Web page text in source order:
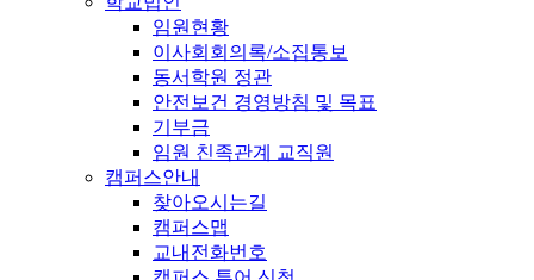
임원현황
이사회회의록/소집통보
동서학원 정관
안전보건 경영방침 및 목표
기부금
임원 친족관계 교직원
캠퍼스안내
찾아오시는길
캠퍼스맵
교내전화번호